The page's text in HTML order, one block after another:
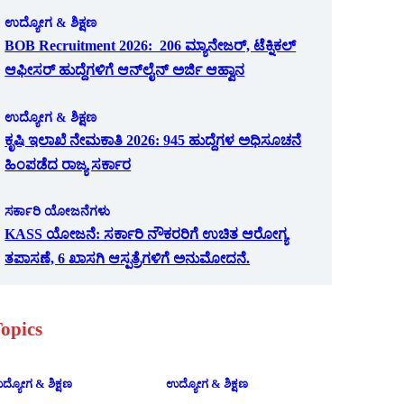
ಉದ್ಯೋಗ & ಶಿಕ್ಷಣ
BOB Recruitment 2026: 206 ಮ್ಯಾನೇಜರ್, ಟೆಕ್ನಿಕಲ್
ಆಫೀಸರ್ ಹುದ್ದೆಗಳಿಗೆ ಆನ್‌ಲೈನ್ ಅರ್ಜಿ ಆಹ್ವಾನ
ಉದ್ಯೋಗ & ಶಿಕ್ಷಣ
ಕೃಷಿ ಇಲಾಖೆ ನೇಮಕಾತಿ 2026: 945 ಹುದ್ದೆಗಳ ಅಧಿಸೂಚನೆ
ಹಿಂಪಡೆದ ರಾಜ್ಯ ಸರ್ಕಾರ
ಸರ್ಕಾರಿ ಯೋಜನೆಗಳು
KASS ಯೋಜನೆ: ಸರ್ಕಾರಿ ನೌಕರರಿಗೆ ಉಚಿತ ಆರೋಗ್ಯ
ತಪಾಸಣೆ, 6 ಖಾಸಗಿ ಆಸ್ಪತ್ರೆಗಳಿಗೆ ಅನುಮೋದನೆ.
& ಶಿಕ್ಷಣ ಉದ್ಯೋಗ & ಶಿಕ್ಷಣ